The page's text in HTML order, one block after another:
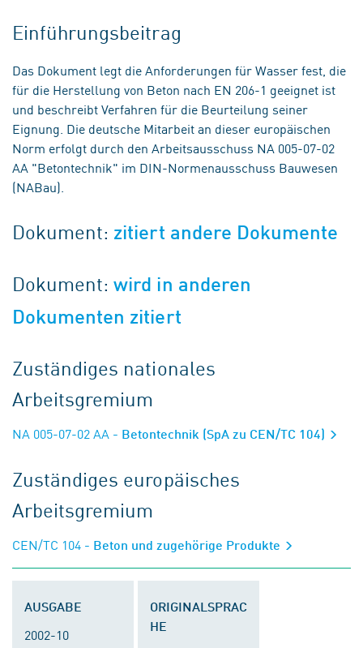
Einführungsbeitrag
Das Dokument legt die Anforderungen für Wasser fest, die
für die Herstellung von Beton nach EN 206-1 geeignet ist
und beschreibt Verfahren für die Beurteilung seiner
Eignung. Die deutsche Mitarbeit an dieser europäischen
Norm erfolgt durch den Arbeitsausschuss NA 005-07-02
AA "Betontechnik" im DIN-Normenausschuss Bauwesen
(NABau).
Dokument: zitiert andere Dokumente
Dokument:wird in anderen
Dokumenten zitiert
Zuständiges nationales
Arbeitsgremium
NA 005-07-02 AA - Betontechnik (SpA zu CEN/TC 104)
Zuständiges europäisches
Arbeitsgremium
CEN/TC 104 - Beton und zugehörige Produkte
AUSGABE
2002-10
ORIGINALSPRAC
HE